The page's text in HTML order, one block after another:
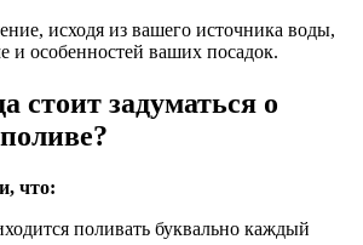
исходя из вашего источника воды,
и особенностей ваших посадок.
стоит задуматься о
что:
поливать буквально каждый